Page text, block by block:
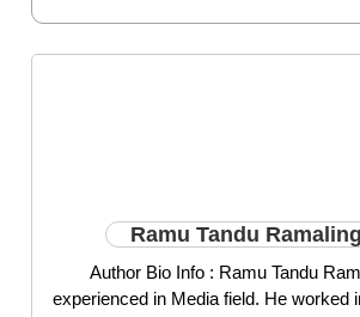
Ramu Tandu
Author Bio Info : Ramu Tandu
experienced in Media field. He worked